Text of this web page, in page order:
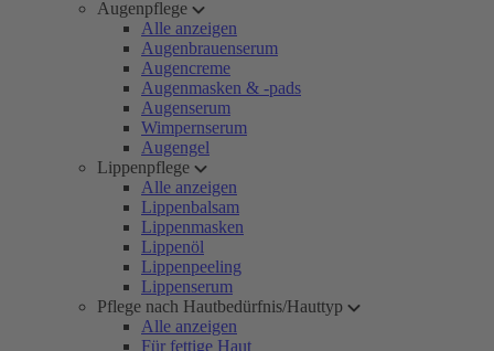
Augenpflege
Alle anzeigen
Augenbrauenserum
Augencreme
Augenmasken & -pads
Augenserum
Wimpernserum
Augengel
Lippenpflege
Alle anzeigen
Lippenbalsam
Lippenmasken
Lippenöl
Lippenpeeling
Lippenserum
Pflege nach Hautbedürfnis/Hauttyp
Alle anzeigen
Für fettige Haut